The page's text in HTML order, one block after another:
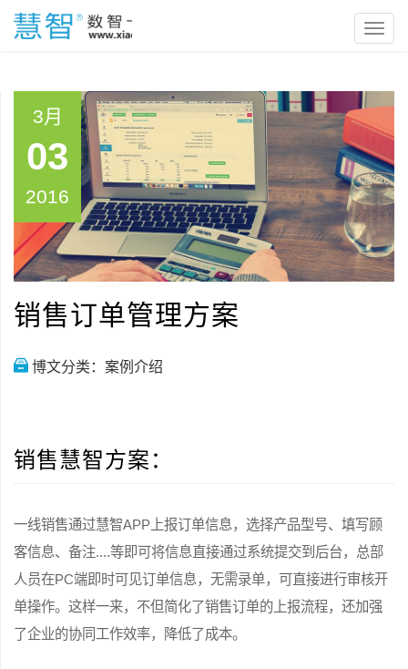
3月
03
2016
销售订单管理方案
博文分类： 案例介绍
销售慧智方案：
一线销售通过慧智APP上报订单信息，选择产品型号、填写顾
客信息、备注....等即可将信息直接通过系统提交到后台，总部
人员在PC端即时可见订单信息，无需录单，可直接进行审核开
单操作。这样一来，不但简化了销售订单的上报流程，还加强
了企业的协同工作效率，降低了成本。